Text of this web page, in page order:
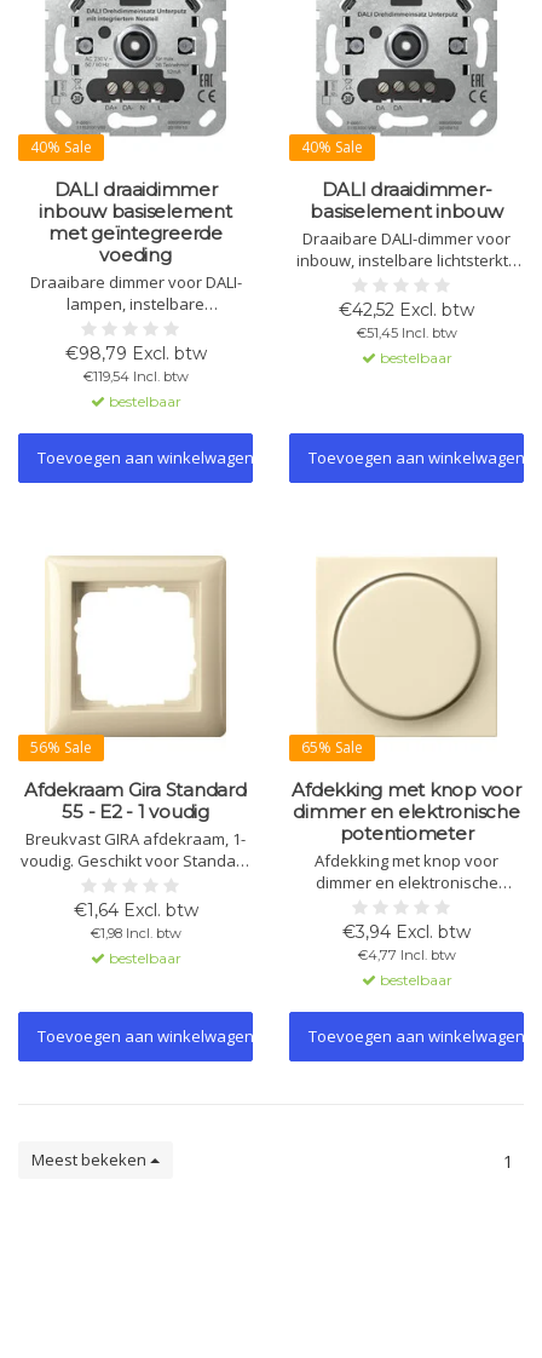
40% Sale
DALI draaidimmer
inbouw basiselement
met geïntegreerde
voeding
Draaibare dimmer voor DALI-
lampen, instelbare
kleurtemperatuur,
geïntegreerde voeding, tot 26
DALI-deelnemers, kortsluitvast,
geschikt voor DALI-2
besturingen, meerdere masters
en opslag lichtinstellingen.
€98,79 Excl. btw
€119,54 Incl. btw
bestelbaar
Toevoegen aan winkelwagen
40% Sale
DALI draaidimmer-
basiselement inbouw
Draaibare DALI-dimmer voor
inbouw, instelbare lichtsterkte
en kleurtemperatuur. Geschikt
voor DALI-2 besturing, vereist
externe DALI-voeding, opslag
van lichtinstellingen.
€42,52 Excl. btw
€51,45 Incl. btw
bestelbaar
Toevoegen aan winkelwagen
56% Sale
Afdekraam Gira Standard
55 - E2 - 1 voudig
Breukvast GIRA afdekraam, 1-
voudig. Geschikt voor Standard
55 en E2 series. Keuze uit
meerdere kleuren en
materialen. Voor inbouw,
wandgoot en elk interieur.
€1,64 Excl. btw
€1,98 Incl. btw
bestelbaar
Toevoegen aan winkelwagen
65% Sale
Afdekking met knop voor
dimmer en elektronische
potentiometer
Afdekking met knop voor
dimmer en elektronische
potentiometer. Geschikt voor
Gira System 55. Verkrijgbaar in
diverse kleuren en
afwerkingen. Eenvoudige
montage.
€3,94 Excl. btw
€4,77 Incl. btw
bestelbaar
Toevoegen aan winkelwagen
Meest bekeken 1